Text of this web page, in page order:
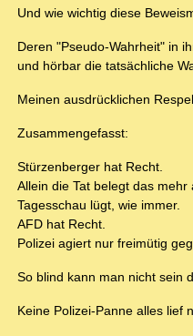
Und wie wichtig diese
Deren "Pseudo-Wahrheit" in
und hörbar die tatsächliche
Meinen ausdrücklichen
Zusammengefasst:
Stürzenberger hat Recht.
Allein die Tat belegt das mehr
Tagesschau lügt, wie immer.
AFD hat Recht.
Polizei agiert nur freimütig
So blind kann man nicht sein
Keine Polizei-Panne alles lief